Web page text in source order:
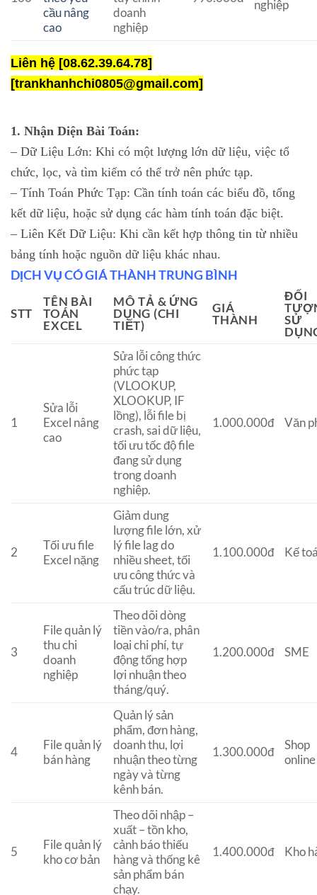
cầu nâng
cao
doanh
nghiệp
nghiệp
Liên hệ [08.62.39.64.78]
[trankhanhchi0805@gmail.com]
1. Nhận Diện Bài Toán:
– Dữ Liệu Lớn: Khi có một lượng lớn dữ liệu, việc tổ
chức, lọc, và tìm kiếm có thể trở nên phức tạp.
– Tính Toán Phức Tạp: Cần tính toán các biểu đồ, tổng
kết dữ liệu, hoặc sử dụng các hàm tính toán đặc biệt.
– Liên Kết Dữ Liệu: Khi cần kết hợp thông tin từ nhiều
bảng tính hoặc nguồn dữ liệu khác nhau.
DỊCH VỤ CÓ GIÁ THÀNH TRUNG BÌNH
STT
TÊN BÀI
TOÁN
EXCEL
MÔ TẢ & ỨNG
DỤNG (CHI
TIẾT)
GIÁ
THÀNH
ĐỐI
SỬ
1
Sửa lỗi
Excel nâng
cao
Sửa lỗi công thức
phức tạp
(VLOOKUP,
XLOOKUP, IF
lồng), lỗi file bị
crash, sai dữ liệu,
tối ưu tốc độ file
đang sử dụng
trong doanh
nghiệp.
1.000.000đ Văn
2
Tối ưu file
Excel nặng
Giảm dung
lượng file lớn, xử
lý file lag do
nhiều sheet, tối
ưu công thức và
cấu trúc dữ liệu.
1.100.000đ Kế
3
File quản lý
thu chi
doanh
nghiệp
Theo dõi dòng
tiền vào/ra, phân
loại chi phí, tự
động tổng hợp
lợi nhuận theo
tháng/quý.
1.200.000đ SME
4
File quản lý
bán hàng
Quản lý sản
phẩm, đơn hàng,
doanh thu, lợi
nhuận theo từng
ngày và từng
kênh bán.
1.300.000đ
Shop
online
5
File quản lý
kho cơ bản
Theo dõi nhập –
xuất – tồn kho,
cảnh báo thiếu
hàng và thống kê
sản phẩm bán
chạy.
1.400.000đ Kho